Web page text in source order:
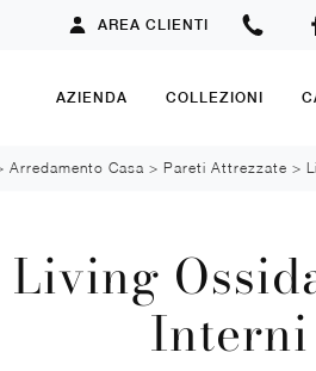
AREA CLIENTI
AZIENDA COLLEZIONI
Arredamento Casa > Pareti Attrezzate >
Living
Interni